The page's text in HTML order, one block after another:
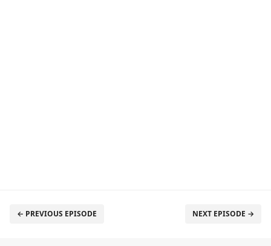
← PREVIOUS EPISODE NEXT EPISODE →